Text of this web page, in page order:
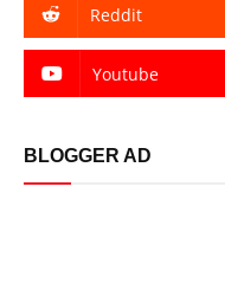
Reddit
Youtube
BLOGGER AD